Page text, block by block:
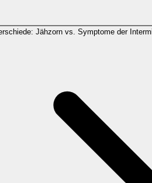
Jähzorn vs. Symptome der